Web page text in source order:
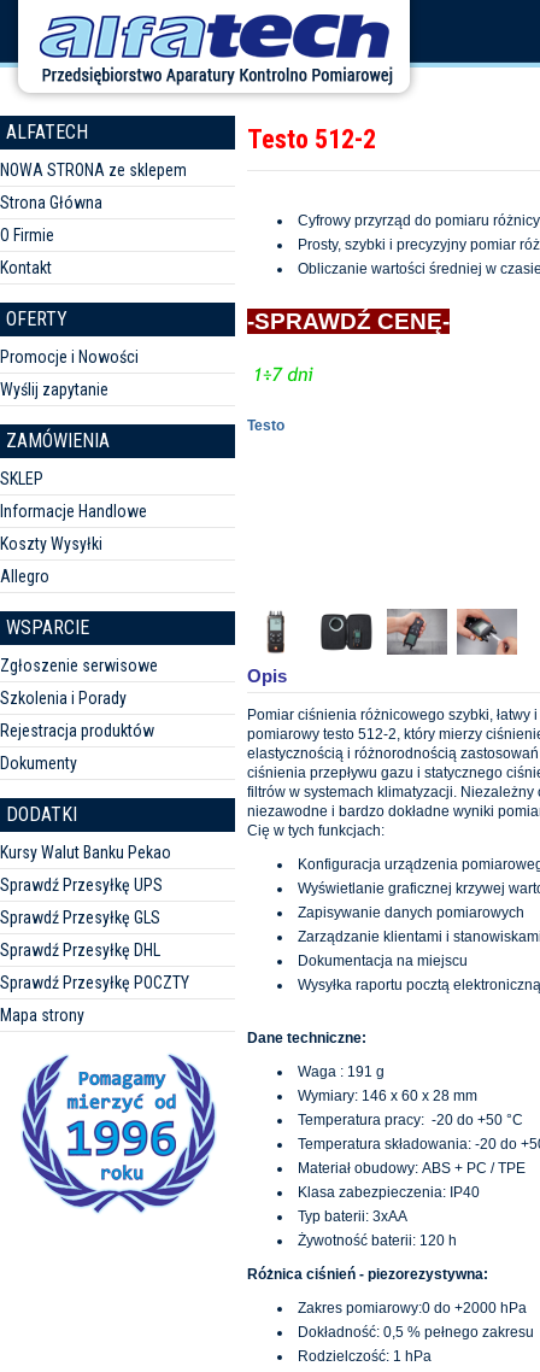
ALFATECH
NOWA STRONA ze sklepem
Strona Główna
O Firmie
Kontakt
OFERTY
Promocje i Nowości
Wyślij zapytanie
ZAMÓWIENIA
SKLEP
Informacje Handlowe
Koszty Wysyłki
Allegro
WSPARCIE
Zgłoszenie serwisowe
Szkolenia i Porady
Rejestracja produktów
Dokumenty
DODATKI
Kursy Walut Banku Pekao
Sprawdź Przesyłkę UPS
Sprawdź Przesyłkę GLS
Sprawdź Przesyłkę DHL
Sprawdź Przesyłkę POCZTY
Mapa strony
Testo 512-2
Cyfrowy przyrząd do pomiaru
Prosty, szybki i precyzyjny pomiar
Obliczanie wartości średniej w
-SPRAWDŹ CENĘ-
Testo
Opis
Pomiar ciśnienia różnicowego szybki, łatwy
pomiarowy testo 512-2, który mierzy
elastycznością i różnorodnością
ciśnienia przepływu gazu i statycznego
filtrów w systemach klimatyzacji.
niezawodne i bardzo dokładne wyniki
Cię w tych funkcjach:
Konfiguracja urządzenia
Wyświetlanie graficznej krzywej
Zapisywanie danych pomiarowych
Zarządzanie klientami i
Dokumentacja na miejscu
Wysyłka raportu pocztą elektroniczną
Dane techniczne:
Waga : 191 g
Wymiary: 146 x 60 x 28 mm
Temperatura pracy: -20 do +50 °C
Temperatura składowania: -20 do
Materiał obudowy: ABS + PC / TPE
Klasa zabezpieczenia: IP40
Typ baterii: 3xAA
Żywotność baterii: 120 h
Różnica ciśnień - piezorezystywna:
Zakres pomiarowy:0 do +2000 hPa
Dokładność: 0,5 % pełnego zakresu
Rodzielczość: 1 hPa